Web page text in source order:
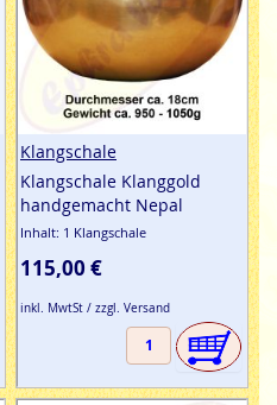
Klangschale
Klangschale Klanggold
handgemacht Nepal
Inhalt: 1 Klangschale
115,00 €
inkl. MwtSt / zzgl. Versand